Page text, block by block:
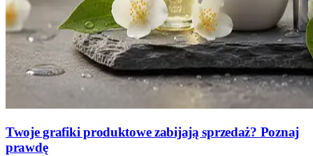
Twoje grafiki produktowe zabijają sprzedaż? Poznaj
prawdę